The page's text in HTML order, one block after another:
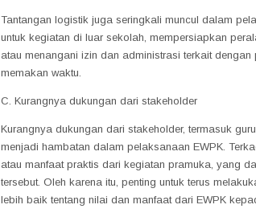
Tantangan logistik juga seringkali muncul dalam
untuk kegiatan di luar sekolah, mempersiapkan
atau menangani izin dan administrasi terkait
memakan waktu.
C. Kurangnya dukungan dari stakeholder
Kurangnya dukungan dari stakeholder, termasuk
menjadi hambatan dalam pelaksanaan EWPK.
atau manfaat praktis dari kegiatan pramuka, yang
tersebut. Oleh karena itu, penting untuk terus
lebih baik tentang nilai dan manfaat dari EWPK